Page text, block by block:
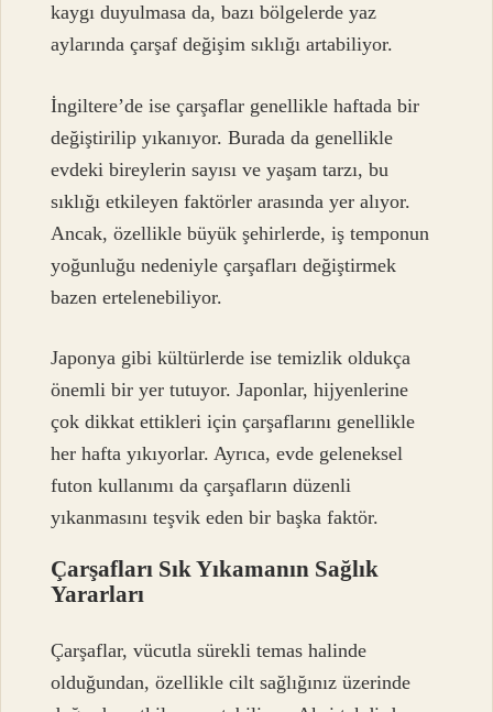
kaygı duyulmasa da, bazı bölgelerde yaz
aylarında çarşaf değişim sıklığı artabiliyor.
İngiltere’de ise çarşaflar genellikle haftada bir
değiştirilip yıkanıyor. Burada da genellikle
evdeki bireylerin sayısı ve yaşam tarzı, bu
sıklığı etkileyen faktörler arasında yer alıyor.
Ancak, özellikle büyük şehirlerde, iş temponun
yoğunluğu nedeniyle çarşafları değiştirmek
bazen ertelenebiliyor.
Japonya gibi kültürlerde ise temizlik oldukça
önemli bir yer tutuyor. Japonlar, hijyenlerine
çok dikkat ettikleri için çarşaflarını genellikle
her hafta yıkıyorlar. Ayrıca, evde geleneksel
futon kullanımı da çarşafların düzenli
yıkanmasını teşvik eden bir başka faktör.
Çarşafları Sık Yıkamanın Sağlık
Yararları
Çarşaflar, vücutla sürekli temas halinde
olduğundan, özellikle cilt sağlığınız üzerinde